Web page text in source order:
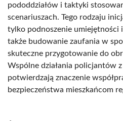
pododdziałów i taktyki
scenariuszach. Tego rodzaju
tylko podnoszenie umiejętności
także budowanie zaufania w
skuteczne przygotowanie do
Wspólne działania policjantów
potwierdzają znaczenie
bezpieczeństwa mieszkańcom